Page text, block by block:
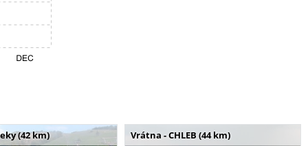
(42 km) Vrátna - CHLEB (44 km)